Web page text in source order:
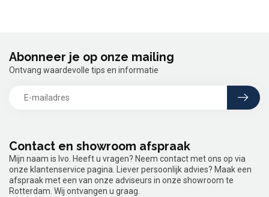
Contact en showroom afspraak
Mijn naam is Ivo. Heeft u vragen? Neem contact met ons op via
onze klantenservice pagina. Liever persoonlijk advies? Maak een
afspraak met een van onze adviseurs in onze showroom te
Rotterdam. Wij ontvangen u graag.
Abonneer je op onze mailing
Ontvang waardevolle tips en informatie